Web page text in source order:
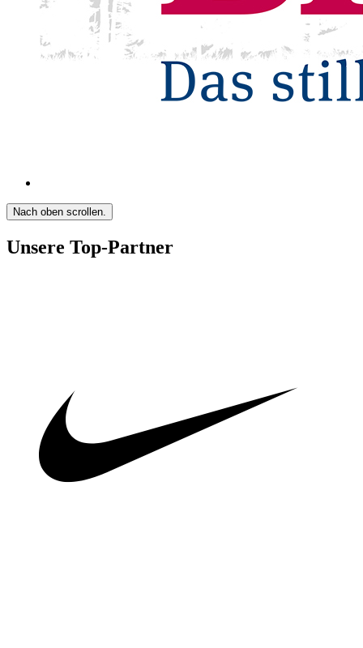
Nach oben scrollen.
Unsere Top-Partner